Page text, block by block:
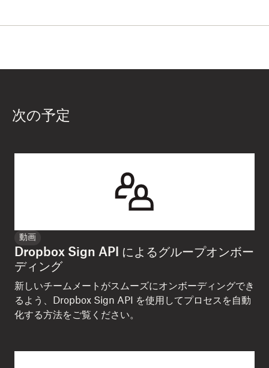
次の予定
動画
Dropbox Sign API によるグループオンボー
ディング
新しいチームメートがスムーズにオンボーディングでき
るよう、Dropbox Sign API を使用してプロセスを自動
化する方法をご覧ください。